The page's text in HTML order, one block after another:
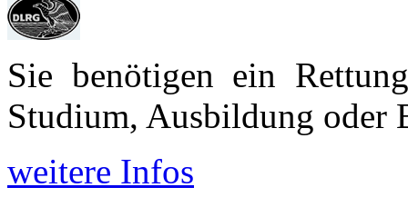
Sie benötigen ein
Studium, Aus­bildung oder
weitere Infos